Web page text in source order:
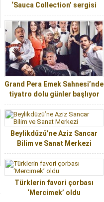
‘Sauca Collection’ sergisi
Grand Pera Emek Sahnesi’nde
tiyatro dolu günler başlıyor
Beylikdüzü’ne Aziz Sancar
Bilim ve Sanat Merkezi
Türklerin favori çorbası
‘Mercimek’ oldu